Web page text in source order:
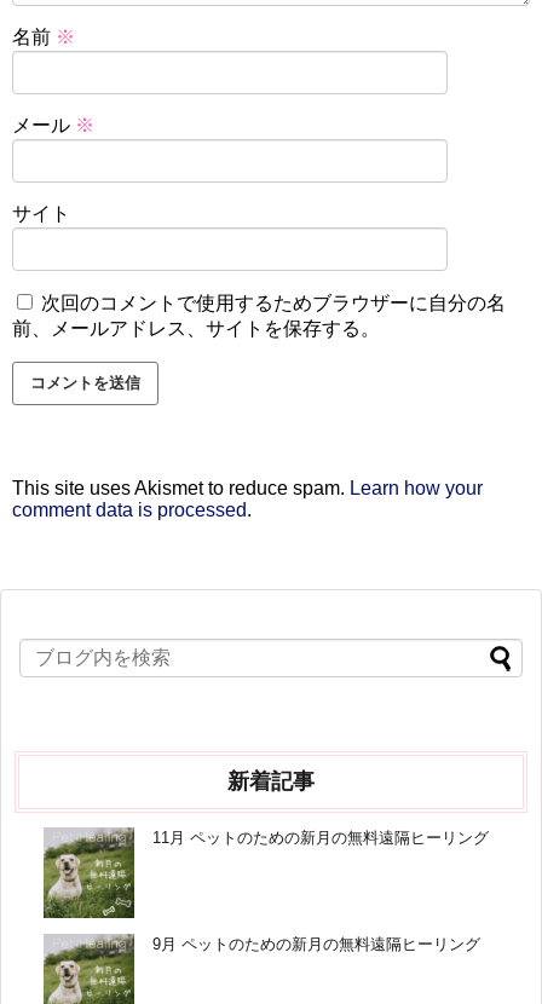
名前 ※
メール ※
サイト
次回のコメントで使用するためブラウザーに自分の名
前、メールアドレス、サイトを保存する。
This site uses Akismet to reduce spam. Learn how your
comment data is processed.
新着記事
11月 ペットのための新月の無料遠隔ヒーリング
9月 ペットのための新月の無料遠隔ヒーリング